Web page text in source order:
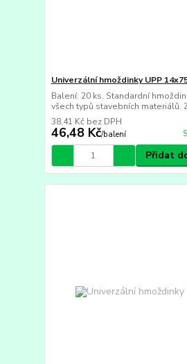
Univerzální hmoždinky UPP
Balení: 20 ks. Standardní
všech typů stavebních materiálů.
46,48 Kč/balení
38,41 Kč bez DPH
Přidat